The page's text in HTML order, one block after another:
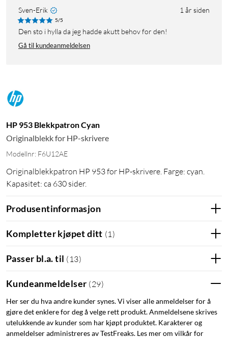
Sven-Erik 1 år siden
5/5
Den sto i hylla da jeg hadde akutt behov for den!
Gå til kundeanmeldelsen
HP 953 Blekkpatron Cyan
Originalblekk for HP-skrivere
Modellnr: F6U12AE
Originalblekkpatron HP 953 for HP-skrivere. Farge: cyan.
Kapasitet: ca 630 sider.
Produsentinformasjon
Kompletter kjøpet ditt (1 )
Passer bl.a. til ( 13)
Kundeanmeldelser (29)
Her ser du hva andre kunder synes. Vi viser alle anmeldelser for å
gjøre det enklere for deg å velge rett produkt. Anmeldelsene skrives
utelukkende av kunder som har kjøpt produktet. Karakterer og
anmeldelser administreres av TestFreaks. Les mer om vilkår for